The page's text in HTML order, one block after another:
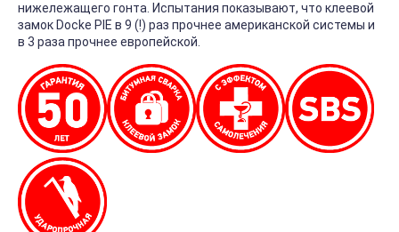
нижележащего гонта. Испытания показывают, что клеевой
замок Docke PIE в 9 (!) раз прочнее американской системы и
в 3 раза прочнее европейской.